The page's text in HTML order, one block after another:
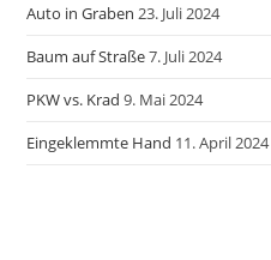
Auto in Graben 23. Juli 2024
Baum auf Straße7. Juli 2024
PKW vs. Krad 9. Mai 2024
Eingeklemmte Hand 11. April 2024